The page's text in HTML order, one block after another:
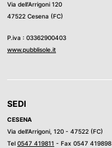
Via dell’Arrigoni 120
47522 Cesena (FC)
P.iva : 03362900403
www.pubblisole.it
SEDI
CESENA
Via dell’Arrigoni, 120 - 47522 (FC)
Tel 0547 419811 - Fax 0547 419898